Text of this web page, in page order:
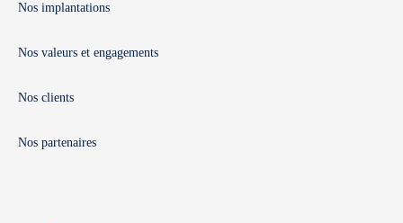
Nos implantations
Nos valeurs et engagements
Nos clients
Nos partenaires